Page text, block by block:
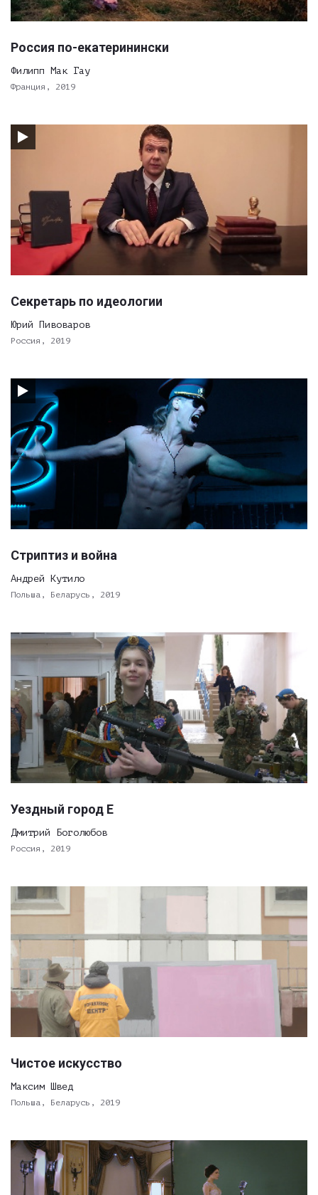
Россия по-екатеринински
Филипп Мак Гау
Франция, 2019
Секретарь по идеологии
Юрий Пивоваров
Россия, 2019
Стриптиз и война
Андрей Кутило
Польша, Беларусь, 2019
Уездный город Е
Дмитрий Боголюбов
Россия, 2019
Чистое искусство
Максим Швед
Польша, Беларусь, 2019